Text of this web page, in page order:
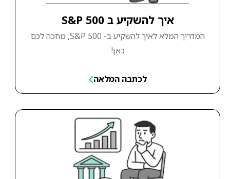
איך להשקיע ב S&P 500
המדריך המלא לאיך להשקיע ב- S&P 500, מחכה לכם
כאן!
לכתבה המלאה